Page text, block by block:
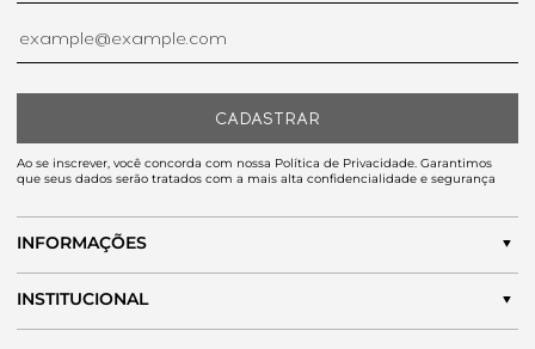
CADASTRAR
Ao se inscrever, você concorda com nossa Política de Privacidade. Garantimos
que seus dados serão tratados com a mais alta confidencialidade e segurança
INFORMAÇÕES
INSTITUCIONAL